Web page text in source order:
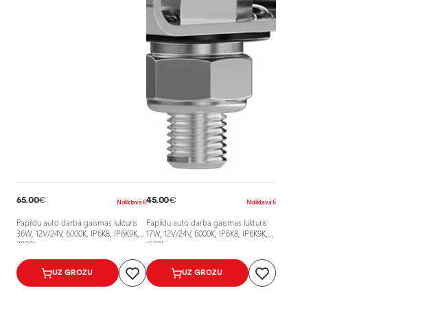
65.00€ Noliktavā 6
Papildu auto darba gaismas lukturis
36W, 12V/24V, 6000K, IP6K8, IP6K9K,
3000Lm
UZ GROZU
45.00€ Noliktavā 6
Papildu auto darba gaismas lukturis
17W, 12V/24V, 6000K, IP6K8, IP6K9K,
1500Lm
UZ GROZU